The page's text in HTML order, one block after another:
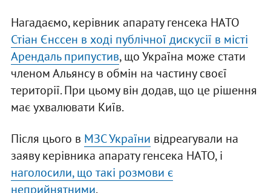
Нагадаємо, керівник апарату генсека НАТО
Стіан Єнссен в ході публічної дискусії в місті
Арендаль припустив, що Україна може стати
членом Альянсу в обмін на частину своєї
території. При цьому він додав, що це рішення
має ухвалювати Київ.
Після цього в МЗС України відреагували на
заяву керівника апарату генсека НАТО, і
наголосили, що такі розмови є
неприйнятними.